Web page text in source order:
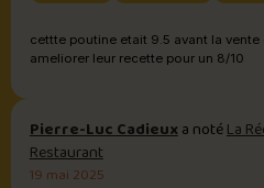
cettte poutine etait 9.5 avant la vente du commerce il on maintenant
ameliorer leur recette pour un 8/10
Pierre-Luc Cadieuxa notéLa
Restaurant
19 mai 2025